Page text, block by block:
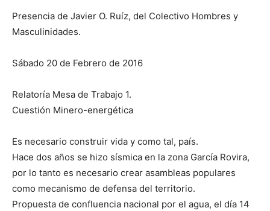
Presencia de Javier O. Ruíz, del Colectivo Hombres y
Masculinidades.
Sábado 20 de Febrero de 2016
Relatoría Mesa de Trabajo 1.
Cuestión Minero-energética
Es necesario construir vida y como tal, país.
Hace dos años se hizo sísmica en la zona García Rovira,
por lo tanto es necesario crear asambleas populares
como mecanismo de defensa del territorio.
Propuesta de confluencia nacional por el agua, el día 14